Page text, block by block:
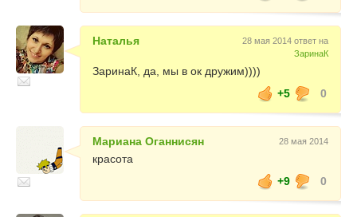
Наталья
28 мая 2014 ответ на
ЗаринаК
ЗаринаК, да, мы в ок дружим))))
+5
0
Мариана Оганнисян 28 мая 2014
красота
+9
0